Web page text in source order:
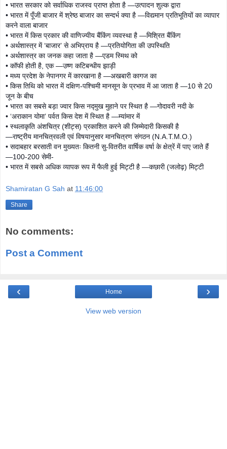
• भारत सरकार को सर्वाधिक राजस्व प्राप्त होता है —उत्पादन शुल्क द्वारा
• भारत में पूँजी बाजार में श्रेष्ठ बाजार का सन्दर्भ क्या है —विद्यमान प्रतिभूतियों का व्यापार
करने वाला बाजार
• भारत में किस प्रकार की वाणिज्यीय बैंकिंग व्यवस्था है —मिश्रित बैंकिंग
• अर्थशास्त्र में ‘बाजार’ से अभिप्राय है —प्रतियोगिता की उपस्थिति
• अर्थशास्त्र का जनक कहा जाता है —एडम स्मिथ को
• कॉफी होती है, एक —उष्ण कटिबन्धीय झाड़ी
• मध्य प्रदेश के नेपानगर में कारखाना है —अखबारी कागज का
• किस तिथि को भारत में दक्षिण-पश्चिमी मानसून के प्रभाव में आ जाता है —10 से 20
जून के बीच
• भारत का सबसे बड़ा ज्वार किस नद्मुख मुहाने पर स्थित है —गोदावरी नदी के
• ‘अराकान योमा’ पर्वत किस देश में स्थित है —म्यांमार में
• स्थलाकृति अंशचित्र (शीट्स) प्रकाशित करने की जिम्मेदारी किसकी है
—राष्ट्रीय मानचित्रवली एवं विषयानुसार मानचित्रण संगठन (N.A.T.M.O.)
• सदाबहार बरसाती वन मुख्यतः कितनी सु-वितरीत वार्षिक वर्षा के क्षेत्रें में पाए जाते हैं
—100-200 सेमी-
• भारत में सबसे अधिक व्यापक रूप में फैली हुई मिट्टी है —कछारी (जलोढ़) मिट्टी
Shamiratan G Sah at 11:46:00
Share
No comments:
Post a Comment
‹ ›
Home
View web version